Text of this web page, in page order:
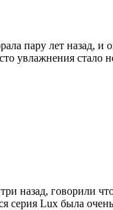
пару лет
увлажнения
назад, говорили
Lux была